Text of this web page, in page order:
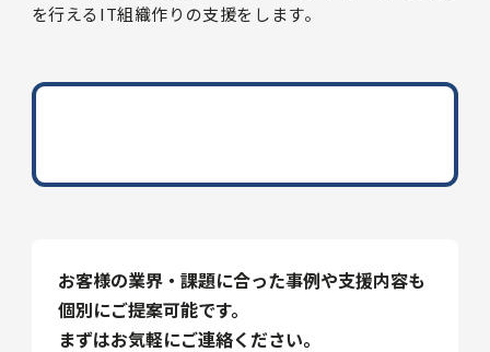
を行えるIT組織作りの支援をします。
お客様の業界・課題に合った事例や支援内容も
個別にご提案可能です。
まずはお気軽にご連絡ください。